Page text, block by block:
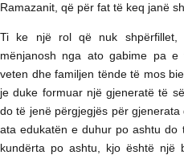
Ramazanit, që për fat të keq janë
Ti ke një rol që nuk shpërfillet,
mënjanosh nga ato gabime pa
veten dhe familjen tënde të mos
je duke formuar një gjeneratë të
do të jenë përgjegjës për
ata edukatën e duhur po ashtu do
kundërta po ashtu, kjo është